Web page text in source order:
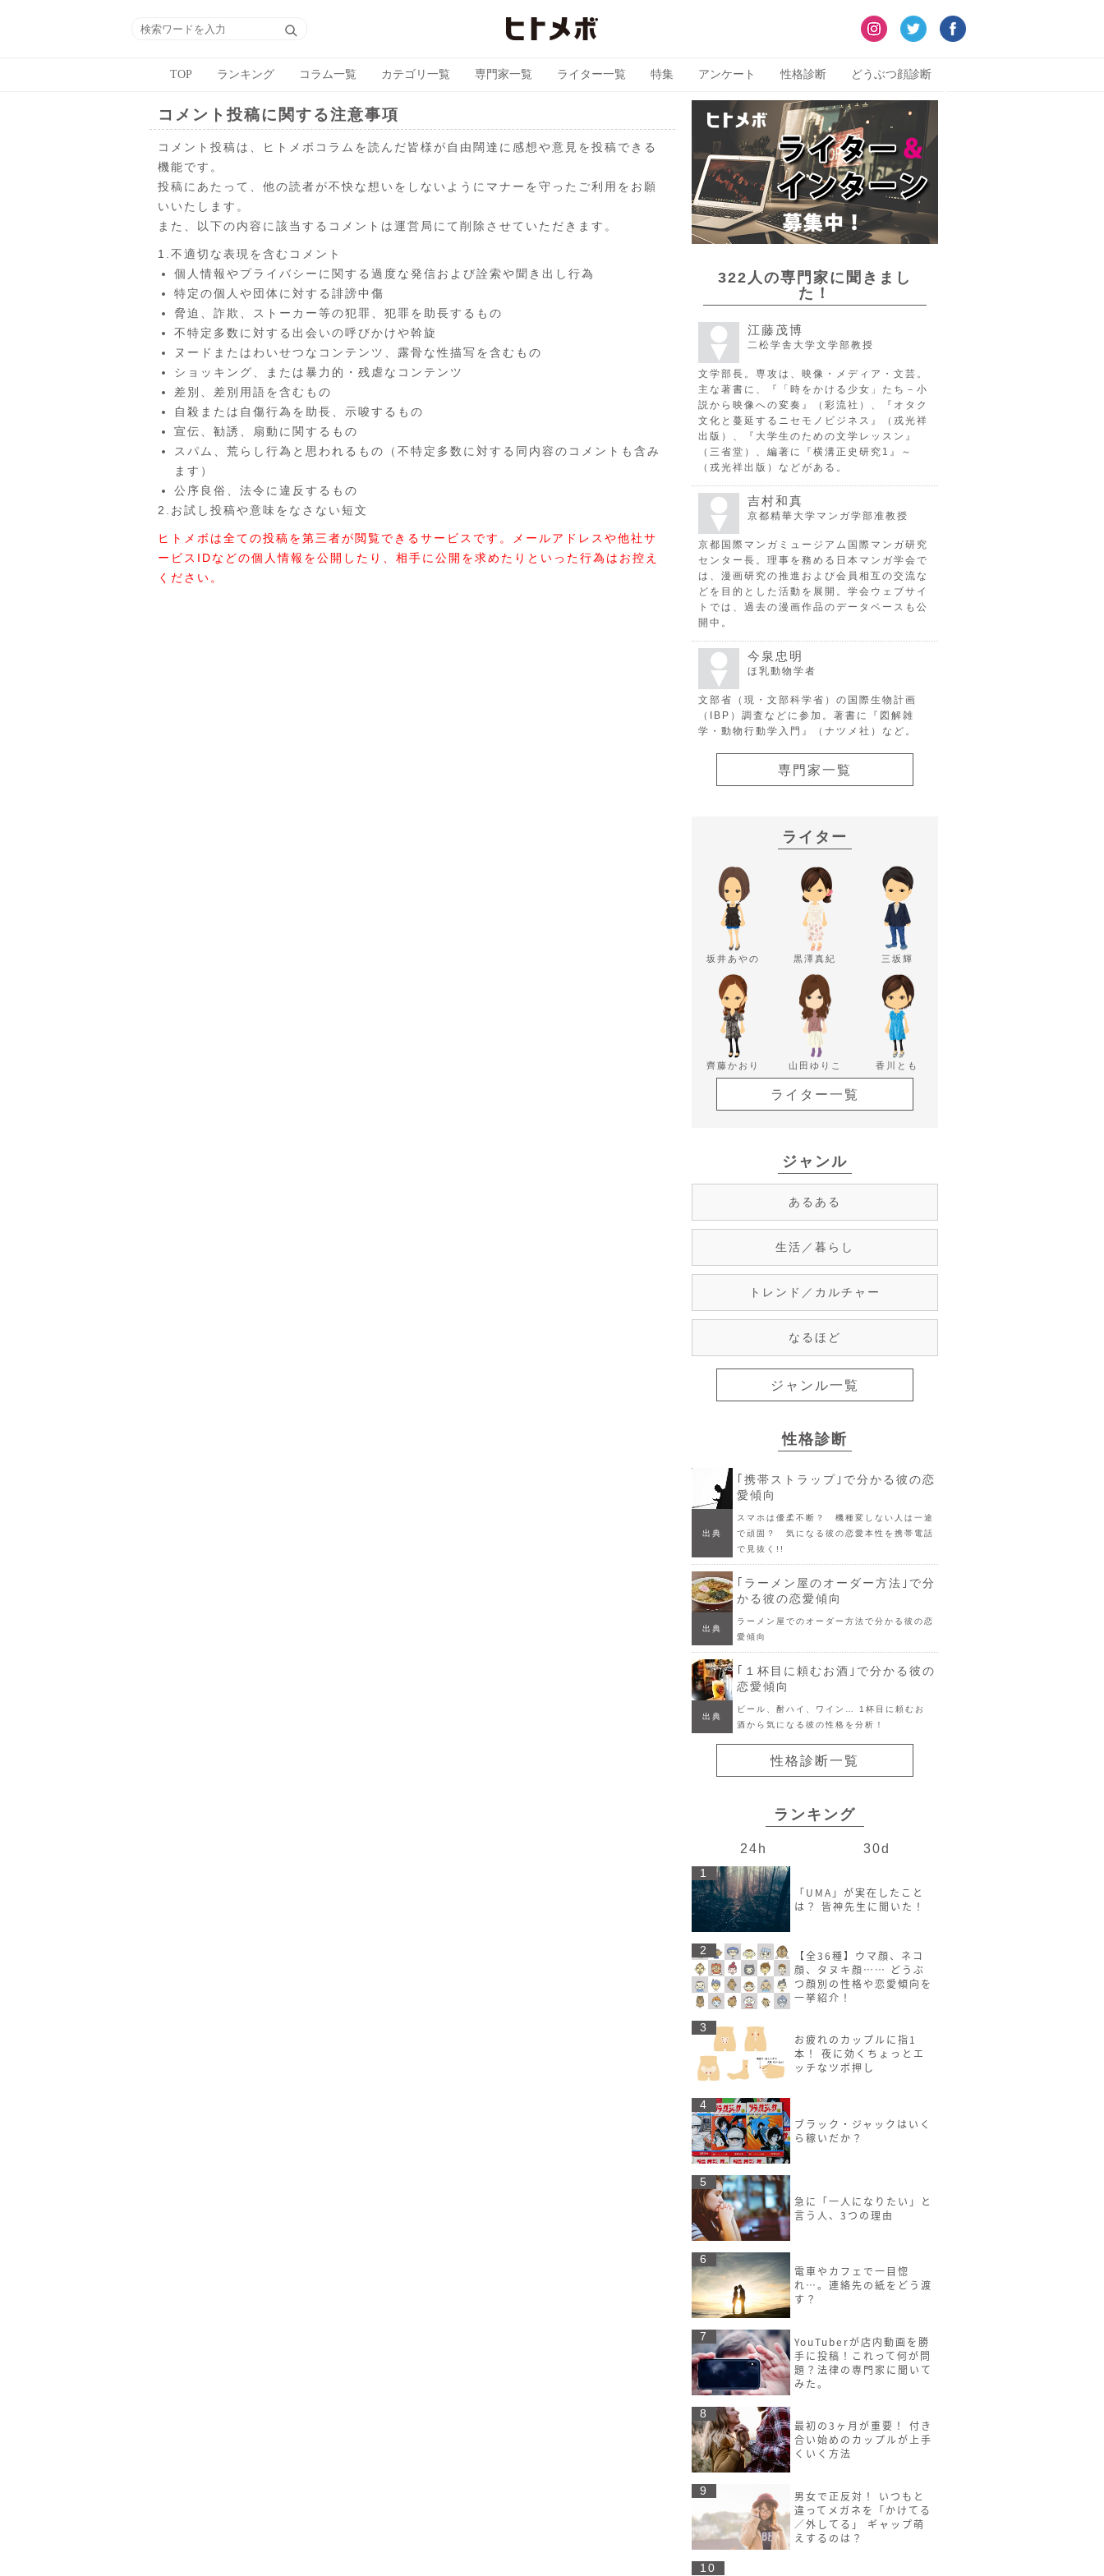
TOP ランキング コラム一覧 カテゴリ一覧 専門家一覧 ライター一覧 特集 アンケート 性格診断 どうぶつ顔診断
コメント投稿に関する注意事項
コメント投稿は、ヒトメボコラムを読んだ皆様が自由闊達に感想や意見を投稿できる
機能です。
投稿にあたって、他の読者が不快な想いをしないようにマナーを守ったご利用をお願
いいたします。
また、以下の内容に該当するコメントは運営局にて削除させていただきます。
1.不適切な表現を含むコメント
個人情報やプライバシーに関する過度な発信および詮索や聞き出し行為
特定の個人や団体に対する誹謗中傷
脅迫、詐欺、ストーカー等の犯罪、犯罪を助長するもの
不特定多数に対する出会いの呼びかけや斡旋
ヌードまたはわいせつなコンテンツ、露骨な性描写を含むもの
ショッキング、または暴力的・残虐なコンテンツ
差別、差別用語を含むもの
自殺または自傷行為を助長、示唆するもの
宣伝、勧誘、扇動に関するもの
スパム、荒らし行為と思われるもの（不特定多数に対する同内容のコメントも含み
ます）
公序良俗、法令に違反するもの
2.お試し投稿や意味をなさない短文
ヒトメボは全ての投稿を第三者が閲覧できるサービスです。メールアドレスや他社サ
ービスIDなどの個人情報を公開したり、相手に公開を求めたりといった行為はお控え
ください。
322人の専門家に聞きまし
た！
江藤茂博
二松学舎大学文学部教授
文学部長。専攻は、映像・メディア・文芸。
主な著書に、『「時をかける少女」たち－小
説から映像への変奏』（彩流社）、『オタク
文化と蔓延するニセモノビジネス』（戎光祥
出版）、『大学生のための文学レッスン』
（三省堂）、編著に『横溝正史研究1』～
（戎光祥出版）などがある。
吉村和真
京都精華大学マンガ学部准教授
京都国際マンガミュージアム国際マンガ研究
センター長。理事を務める日本マンガ学会で
は、漫画研究の推進および会員相互の交流な
どを目的とした活動を展開。学会ウェブサイ
トでは、過去の漫画作品のデータベースも公
開中。
今泉忠明
ほ乳動物学者
文部省（現・文部科学省）の国際生物計画
（IBP）調査などに参加。著書に『図解雑
学・動物行動学入門』（ナツメ社）など。
専門家一覧
ライター
坂井あやの 黒澤真紀 三坂輝
齊藤かおり 山田ゆりこ 香川とも
ライター一覧
ジャンル
あるある
生活／暮らし
トレンド／カルチャー
なるほど
ジャンル一覧
性格診断
｢携帯ストラップ｣で分かる彼の恋
愛傾向
出典
スマホは優柔不断？ 機種変しない人は一途
で頑固？ 気になる彼の恋愛本性を携帯電話
で見抜く!!
｢ラーメン屋のオーダー方法｣で分
かる彼の恋愛傾向
出典
ラーメン屋でのオーダー方法で分かる彼の恋
愛傾向
｢１杯目に頼むお酒｣で分かる彼の
恋愛傾向
出典
ビール、酎ハイ、ワイン… 1杯目に頼むお
酒から気になる彼の性格を分析！
性格診断一覧
ランキング
24h 30d
1
「UMA」が実在したこと
は？ 皆神先生に聞いた！
2
【全36種】ウマ顔、ネコ
顔、タヌキ顔…… どうぶ
つ顔別の性格や恋愛傾向を
一挙紹介！
3
お疲れのカップルに指1
本！ 夜に効くちょっとエ
ッチなツボ押し
4
ブラック・ジャックはいく
ら稼いだか？
5
急に「一人になりたい」と
言う人、3つの理由
6
電車やカフェで一目惚
れ…。連絡先の紙をどう渡
す？
7
YouTuberが店内動画を勝
手に投稿！これって何が問
題？法律の専門家に聞いて
みた。
8
最初の3ヶ月が重要！ 付き
合い始めのカップルが上手
くいく方法
9
男女で正反対！ いつもと
違ってメガネを「かけてる
／外してる」 ギャップ萌
えするのは？
10